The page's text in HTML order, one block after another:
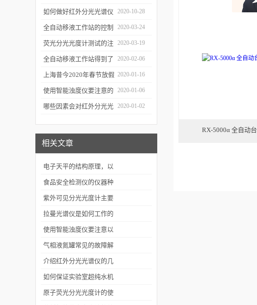
二届上海沪助科研圈发展
年会
如何做好红外分光光谱仪
的防潮工作
2020-10-28
全自动移液工作站的控制
软件有哪些特点
2020-03-24
荧光分光光度计测试的注
意事项有哪些
2020-03-19
全自动移液工作站得到了
广泛的应用
2020-02-06
上海昔今2020年春节放假
通知
2020-01-16
使用智能浊度仪要注意的
几个要点
2020-01-06
哪些因素会对红外分光光 2020-01-02
相关文章
电子天平的结构原理，以
及使用说明，简单的故障
解决方案
食品安全检测仪的仪器种
类
紫外可见分光光度计主要
部件,类型,基本性能
拉曼光谱仪是如何工作的
你知道吗？
使用智能浊度仪要注意以
下6点
气相液氮罐常见的故障解
决方法有哪些
介绍红外分光光谱仪的几
种类型
如何保证实验室超纯水机
长期稳定的运行
原子荧光分光光度计的使
RX-5000α 全自动